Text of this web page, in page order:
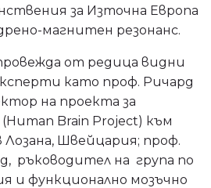
за Източна Европа
магнитен резонанс.
от редица видни
като проф. Ричард
на проекта за
Brain Project) към
Швейцария; проф.
ръководител на група по
и функционално мозъчно